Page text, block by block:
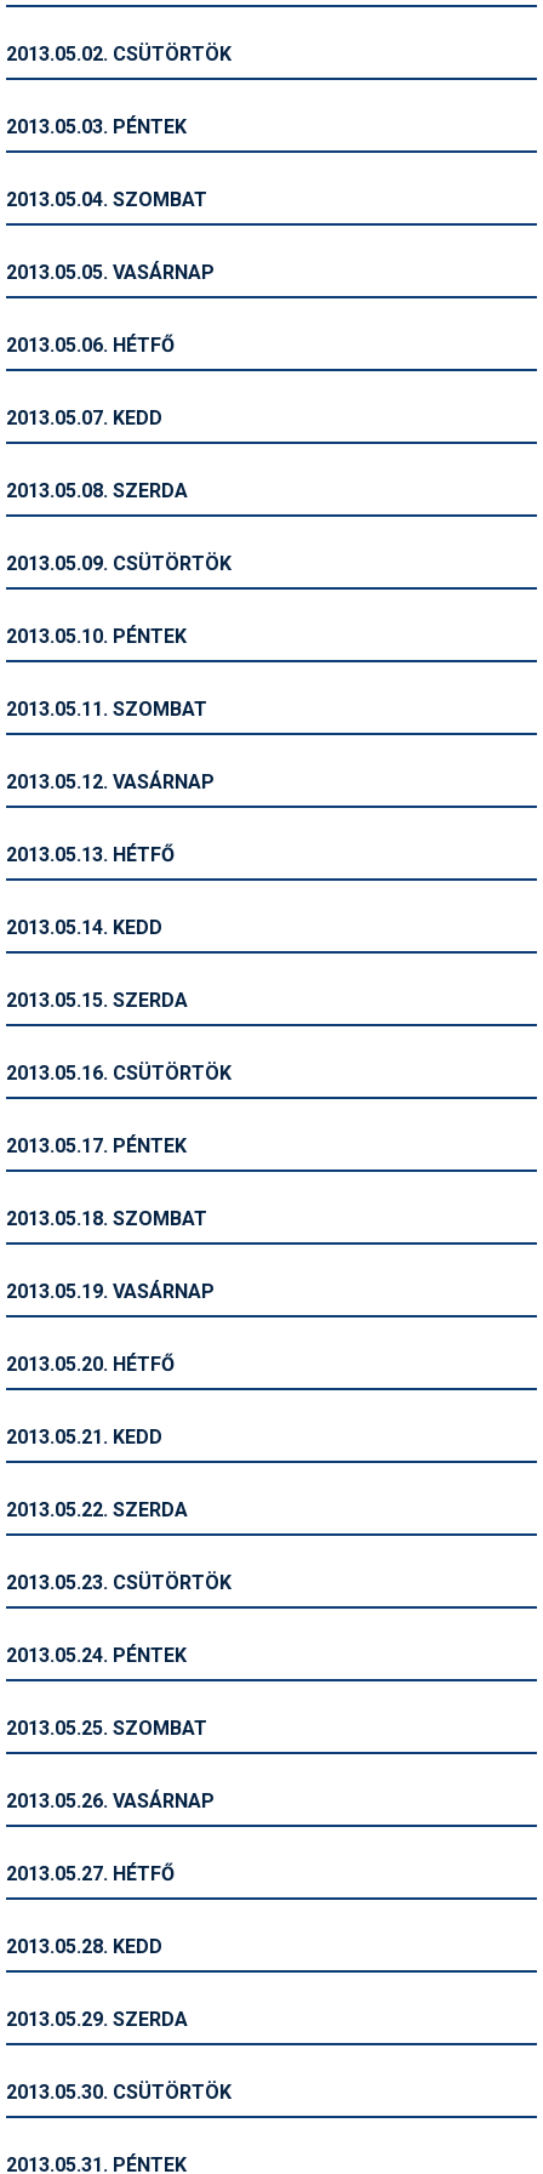
Ingatlan
Kerékpár
Magazinok
Pályázatok
Síbérletárak
Sífelszerelés
Símánia
Síszerviz
Snowboard
Szakértők
Telemark
Történelem
Utazási tippek
2013.05.02. CSÜTÖRTÖK
2013.05.03. PÉNTEK
2013.05.04. SZOMBAT
2013.05.05. VASÁRNAP
2013.05.06. HÉTFŐ
2013.05.07. KEDD
2013.05.08. SZERDA
2013.05.09. CSÜTÖRTÖK
2013.05.10. PÉNTEK
2013.05.11. SZOMBAT
2013.05.12. VASÁRNAP
2013.05.13. HÉTFŐ
2013.05.14. KEDD
2013.05.15. SZERDA
2013.05.16. CSÜTÖRTÖK
2013.05.17. PÉNTEK
2013.05.18. SZOMBAT
2013.05.19. VASÁRNAP
2013.05.20. HÉTFŐ
2013.05.21. KEDD
2013.05.22. SZERDA
2013.05.23. CSÜTÖRTÖK
2013.05.24. PÉNTEK
2013.05.25. SZOMBAT
2013.05.26. VASÁRNAP
2013.05.27. HÉTFŐ
2013.05.28. KEDD
2013.05.29. SZERDA
2013.05.30. CSÜTÖRTÖK
2013.05.31. PÉNTEK